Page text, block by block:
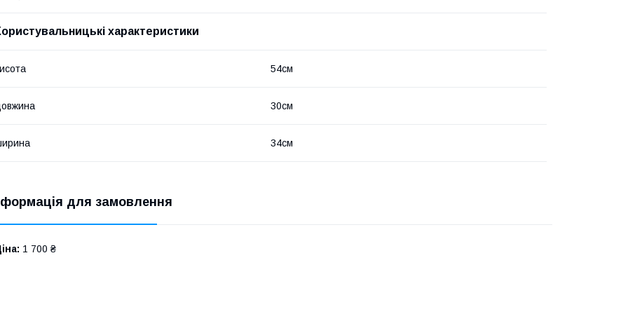
характеристики
54см
30см
34см
для замовлення
1 700 ₴